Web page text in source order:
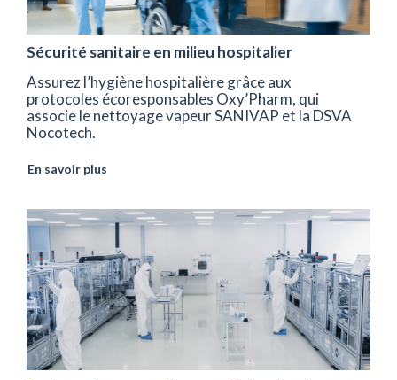
Sécurité sanitaire en milieu hospitalier
Assurez l’hygiène hospitalière grâce aux
protocoles écoresponsables Oxy’Pharm, qui
associe le nettoyage vapeur SANIVAP et la DSVA
Nocotech.
En savoir plus